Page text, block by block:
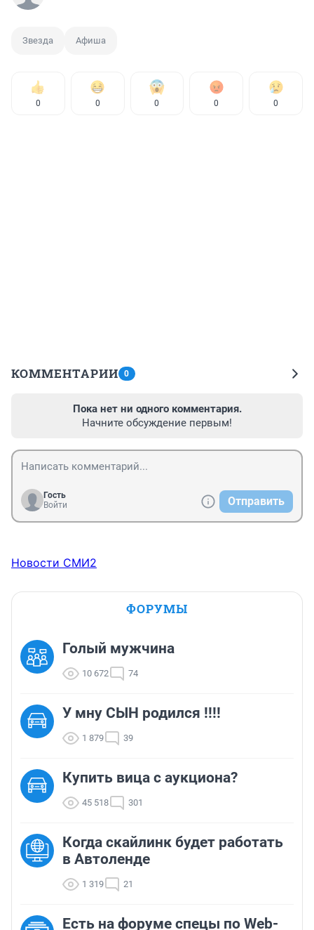
Звезда Афиша
0 0 0 0 0
КОММЕНТАРИИ 0
Пока нет ни одного комментария.
Начните обсуждение первым!
Гость
Войти
Отправить
Новости СМИ2
ФОРУМЫ
Голый мужчина
10 672 74
У мну СЫН родился !!!!
1 879 39
Купить вица с аукциона?
45 518 301
Когда скайлинк будет работать
в Автоленде
1 319 21
Есть на форуме спецы по Web-